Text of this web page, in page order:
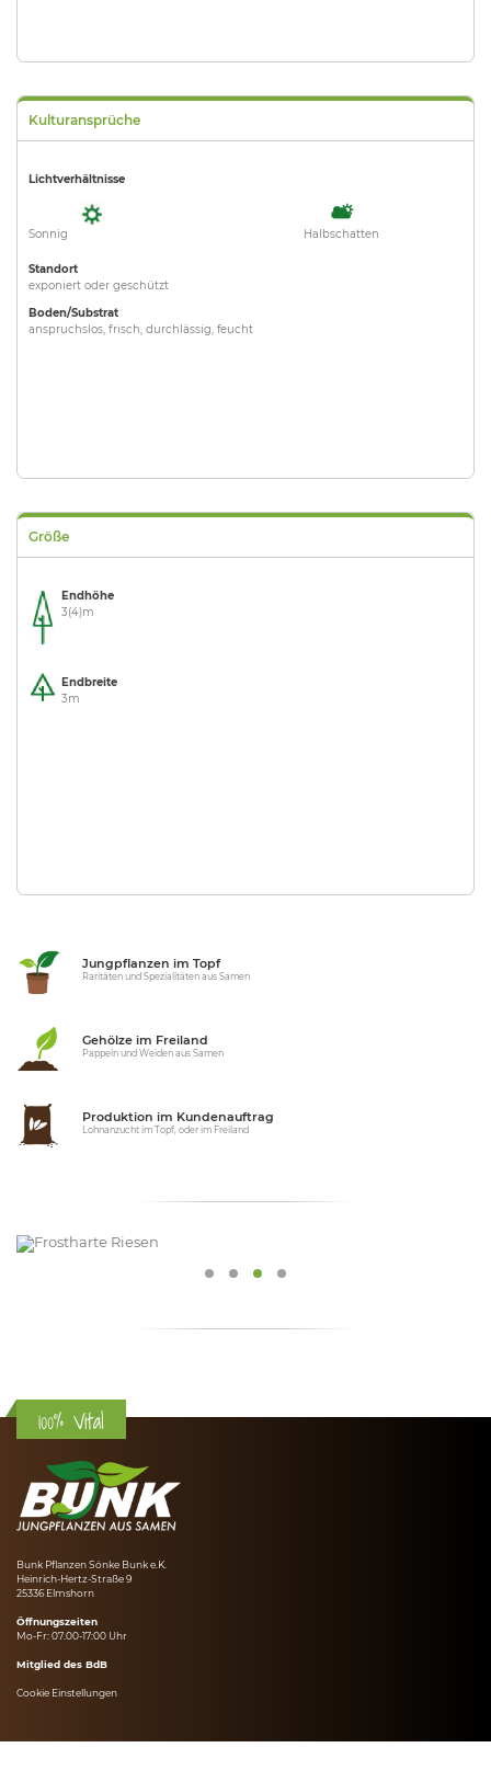
Kulturansprüche
Lichtverhältnisse
Sonnig Halbschatten
Standort
exponiert oder geschützt
Boden/Substrat
anspruchslos, frisch, durchlässig, feucht
Größe
Endhöhe
3(4)m
Endbreite
3m
Jungpflanzen im Topf
Raritäten und Spezialitäten aus Samen
Gehölze im Freiland
Pappeln und Weiden aus Samen
Produktion im Kundenauftrag
Lohnanzucht im Topf, oder im Freiland
100% Vital
Bunk Pflanzen Sönke Bunk e.K.
Heinrich-Hertz-Straße 9
25336 Elmshorn
Öffnungszeiten
Mo-Fr: 07.00-17:00 Uhr
Mitglied des BdB
Cookie Einstellungen